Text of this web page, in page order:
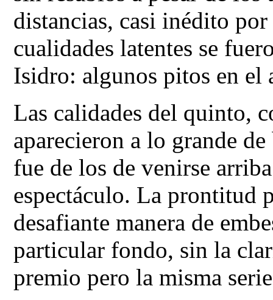
distancias, casi inédito
cualidades latentes se
Isidro: algunos pitos en el
Las calidades del quinto,
aparecieron a lo grande
fue de los de venirse
espectáculo. La prontitud
desafiante manera de
particular fondo, sin la
premio pero la misma